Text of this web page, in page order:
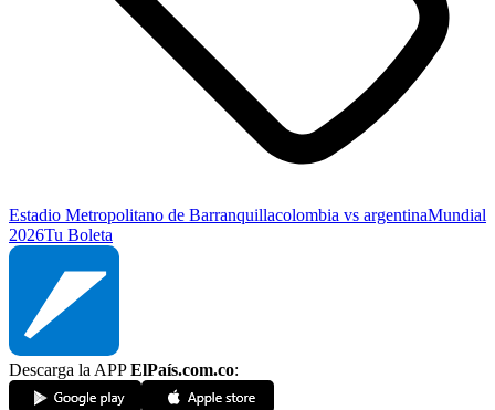
Estadio Metropolitano de Barranquillacolombia vs argentinaMundial
2026Tu Boleta
Descarga la APPElPaís.com.co: